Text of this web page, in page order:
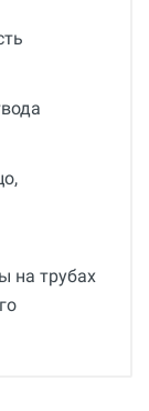
на трубах